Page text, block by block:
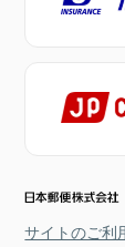
サイトのご利